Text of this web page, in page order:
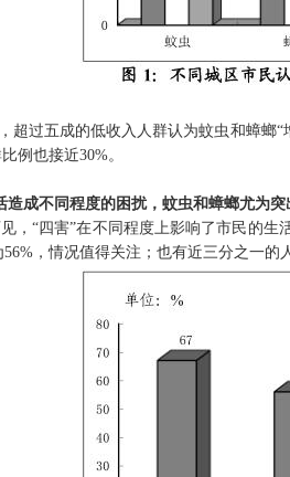
超过五成的低收入人群认为蚊虫和蟑螂
例也接近30%。
造成不同程度的困扰，蚊虫和蟑螂尤为突
，“四害”在不同程度上影响了市民的生
，情况值得关注；也有近三分之一的